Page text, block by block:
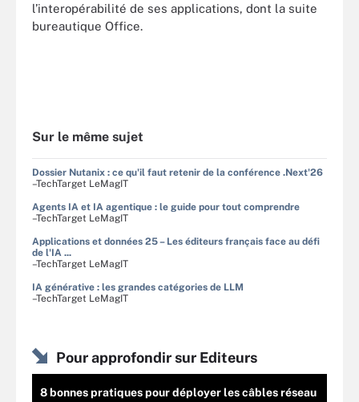
l’interopérabilité de ses applications, dont la suite
bureautique Office.
Sur le même sujet
Dossier Nutanix : ce qu'il faut retenir de la conférence .Next'26
–TechTarget LeMagIT
Agents IA et IA agentique : le guide pour tout comprendre
–TechTarget LeMagIT
Applications et données 25 – Les éditeurs français face au défi
de l'IA ...
–TechTarget LeMagIT
IA générative : les grandes catégories de LLM
–TechTarget LeMagIT
Pour approfondir sur Editeurs
8 bonnes pratiques pour déployer les câbles réseau